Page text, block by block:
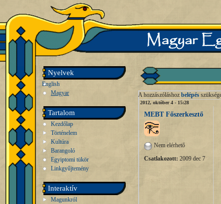
Nyelvek
English
Magyar
Tartalom
Kezdőlap
Történelem
Kultúra
Barangoló
Egyiptomi tükör
Linkgyűjtemény
Interaktív
Magunkról
A hozzászóláshoz belépés
2012, október 4 - 15:28
MEBT Főszerkesztő
Nem elérhető
Csatlakozott: 2009 dec 7